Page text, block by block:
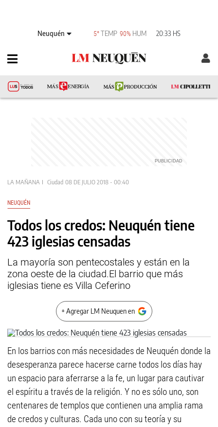
Neuquén 5°TEMP 90% HUM 20:33 HS
LA MAÑANA Ciudad 08 DE JULIO 2018 - 00:40
NEUQUÉN
Todos los credos: Neuquén tiene
423 iglesias censadas
La mayoría son pentecostales y están en la
zona oeste de la ciudad.El barrio que más
iglesias tiene es Villa Ceferino
+ Agregar LM Neuquen en
En los barrios con más necesidades de Neuquén donde la
desesperanza parece hacerse carne todos los días hay
un espacio para aferrarse a la fe, un lugar para cautivar
el espíritu a través de la religión. Y no es sólo uno, son
centenares de templos que contienen una amplia rama
de credos y culturas. Cada uno con su teoría y su